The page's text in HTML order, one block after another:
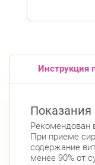
Инструкция
Показания
Рекомендован
При приеме
содержание
менее 90% от